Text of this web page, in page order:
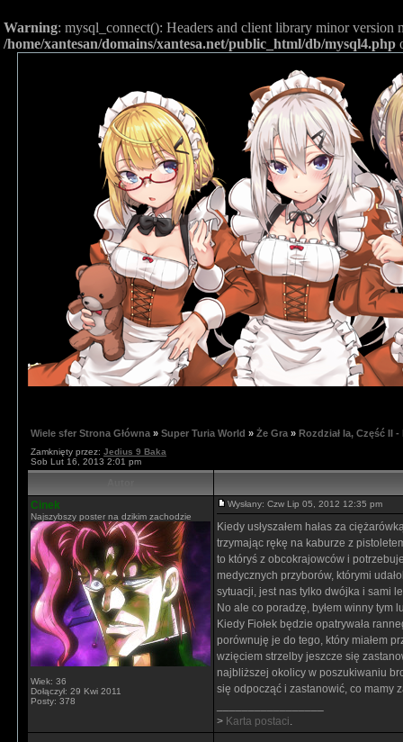
Warning: mysql_connect(): Headers and client library minor
/home/xantesan/domains/xantesa.net/public_html/db/mysql4.php
Wiele sfer Strona Główna » Super Turia World » Że Gra » Rozdział Ia, Część II
Zamknięty przez: Jedius 9 Baka
Sob Lut 16, 2013 2:01 pm
Cinek
Najszybszy poster na dzikim zachodzie
Wiek: 36
Dołączył: 29 Kwi 2011
Posty: 378
Wysłany: Czw Lip 05, 2012 12:35 pm
Kiedy usłyszałem hałas za
trzymając rękę na kaburze z
to któryś z obcokrajowców i
medycznych przyborów, którymi
sytuacji, jest nas tylko dwójka i sami
No ale co poradzę, byłem winny tym
Kiedy Fiołek będzie opatrywała
porównuję je do tego, który miałem
wzięciem strzelby jeszcze się
najbliższej okolicy w poszukiwaniu
się odpocząć i zastanowić, co mamy
> Karta postaci.